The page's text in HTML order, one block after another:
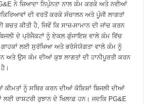
ਨੇ ਜ਼ਿਆਦਾ ਨਿਪੁੰਨਤਾ ਨਾਲ ਕੰਮ ਕਰਕੇ ਅਤੇ ਨਵੀਆਂ
ਦੀ ਵਰਤੋਂ ਕਰਕੇ ਸੰਚਾਲਨ ਅਤੇ ਪੂੰਜੀ ਲਾਗਤਾਂ
ਕੀਤੀ ਹੈ, ਜਿਵੇਂ ਕਿ ਸਾਜ਼-ਸਾਮਾਨ ਦੀ ਜਾਂਚ ਕਰਨ
ਦੇ ਪ੍ਰੋਜੈਕਟਾਂ ਨੂੰ ਏਕਲ ਗੁੰਜਾਇਸ਼ ਵਾਲੇ ਕੰਮ ਵਿੱਚ
ਗਾਹਕਾਂ ਲਈ ਸੁਰੱਖਿਆ ਅਤੇ ਭਰੋਸੇਯੋਗਤਾ ਵਾਲੇ ਕੰਮ ਨੂੰ
ਅਤੇ ਉਸ ਕੰਮ ਦੀਆਂ ਕੁਝ ਲਾਗਤਾਂ ਦੀ ਹਾਨੀਪੂਰਤੀ ਕਰਨ
ਕੀਮਤਾਂ ਨੂੰ ਸਥਿਰ ਕਰਨ ਦੀਆਂ ਕੋਸ਼ਿਸ਼ਾਂ ਬਿਜਲੀ ਦੀਆਂ
ਲਈ ਰਾਸ਼ਟਰੀ ਰੁਝਾਨ ਦੇ ਖਿਲਾਫ਼ ਹਨ। ਜਦਕਿ PG&E